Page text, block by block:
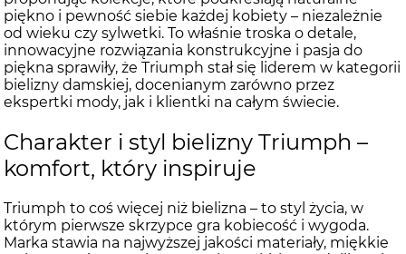
piękno i pewność siebie każdej kobiety – niezależnie
od wieku czy sylwetki. To właśnie troska o detale,
innowacyjne rozwiązania konstrukcyjne i pasja do
piękna sprawiły, że Triumph stał się liderem w kategorii
bielizny damskiej, docenianym zarówno przez
ekspertki mody, jak i klientki na całym świecie.
Charakter i styl bielizny Triumph –
komfort, który inspiruje
Triumph to coś więcej niż bielizna – to styl życia, w
którym pierwsze skrzypce gra kobiecość i wygoda.
Marka stawia na najwyższej jakości materiały, miękkie